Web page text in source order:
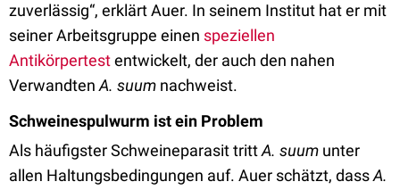
zuverlässig“, erklärt Auer. In seinem Institut hat er mit
seiner Arbeitsgruppe einen speziellen
Antikörpertestentwickelt, der auch den nahen
Verwandten A. suum nachweist.
Schweinespulwurm ist ein Problem
Als häufigster Schweineparasit trittA. suum unter
allen Haltungsbedingungen auf. Auer schätzt, dassA.